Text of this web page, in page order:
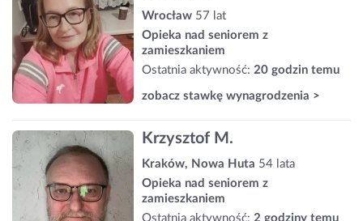
Wrocław 57 lat
Opieka nad seniorem z
zamieszkaniem
Ostatnia aktywność: 20 godzin temu
zobacz stawkę wynagrodzenia >
Krzysztof M.
Kraków, Nowa Huta 54 lata
Opieka nad seniorem z
zamieszkaniem
Ostatnia aktywność: 2 godziny temu